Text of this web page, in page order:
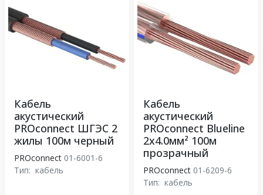
Кабель
акустический
PROconnect ШГЭС 2
жилы 100м черный
PROconnect 01-6001-6
Тип: кабель
Кабель
акустический
PROconnect Blueline
2х4.0мм² 100м
прозрачный
PROconnect 01-6209-6
Тип: кабель